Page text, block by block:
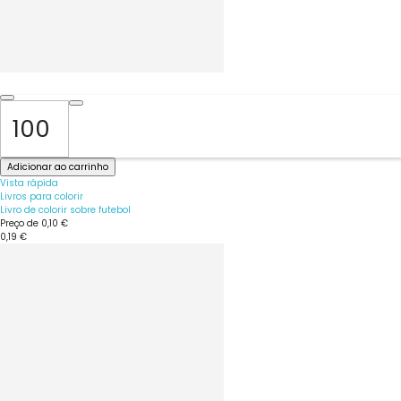
Adicionar ao carrinho
Vista rápida
Livros para colorir
Livro de colorir sobre futebol
Preço de 0,10 €
0,19 €